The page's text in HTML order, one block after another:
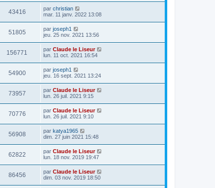
43416 par christian
mar. 11 janv. 2022 13:08
51805 par joseph1
jeu. 25 nov. 2021 13:56
156771 par Claude le Liseur
lun. 11 oct. 2021 16:54
54900 par joseph1
jeu. 16 sept. 2021 13:24
73957 par Claude le Liseur
lun. 26 juil. 2021 9:15
70776 par Claude le Liseur
lun. 26 juil. 2021 9:10
56908 par katya1965
dim. 27 juin 2021 15:48
62822 par Claude le Liseur
lun. 18 nov. 2019 19:47
86456 par Claude le Liseur
dim. 03 nov. 2019 18:50